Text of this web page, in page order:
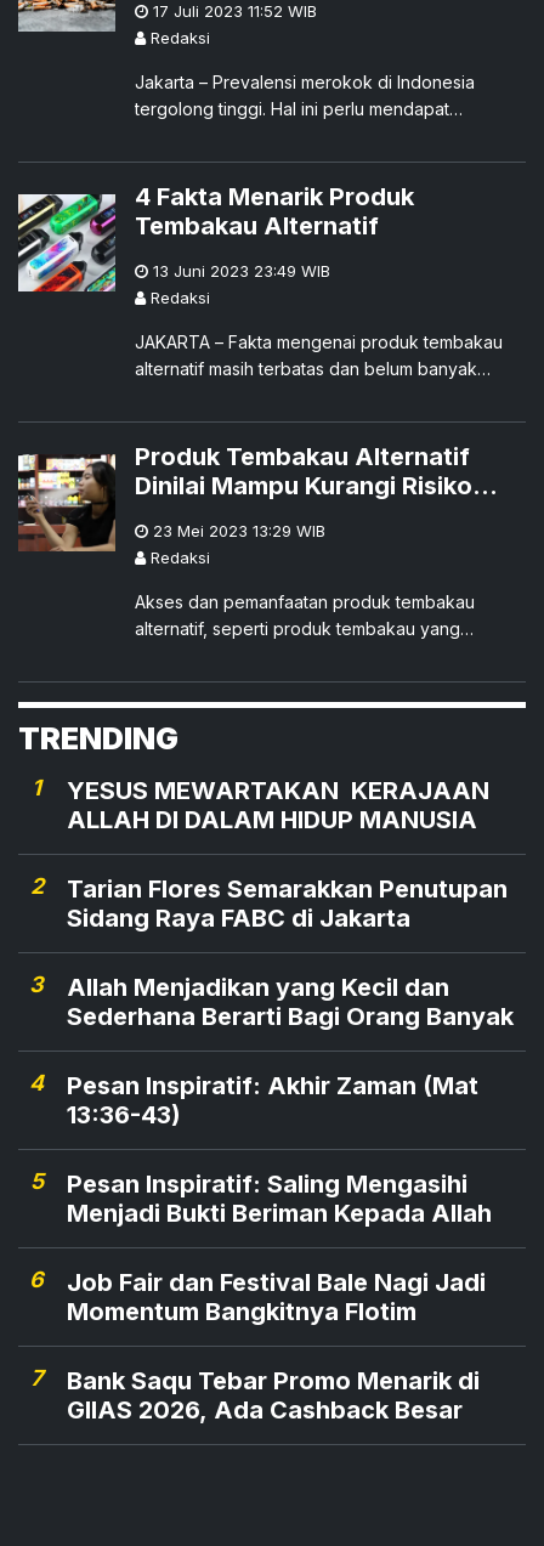
Menurunkan Angka Perokok di
Indonesia
17 Juli 2023 11:52 WIB
Redaksi
Jakarta – Prevalensi merokok di Indonesia
tergolong tinggi. Hal ini perlu mendapat
4 Fakta Menarik Produk
Tembakau Alternatif
13 Juni 2023 23:49 WIB
Redaksi
JAKARTA – Fakta mengenai produk tembakau
alternatif masih terbatas dan belum banyak
risiko dan pemanfaatannya. Pa
Produk Tembakau Alternatif
Dinilai Mampu Kurangi Risiko
Rendah daripada Rokok
23 Mei 2023 13:29 WIB
Redaksi
Akses dan pemanfaatan produk tembakau
alternatif, seperti produk tembakau yang
kepada masyarakat luas memiliki peran penting
dan signifikan dalam menurunkan prevalensi
perokok dibandingkan melalui pelarangan
TRENDING
1
YESUS MEWARTAKAN KERAJAAN
ALLAH DI DALAM HIDUP MANUSIA
2
Tarian Flores Semarakkan Penutupan
Sidang Raya FABC di Jakarta
3
Allah Menjadikan yang Kecil dan
Sederhana Berarti Bagi Orang Banyak
4
Pesan Inspiratif: Akhir Zaman (Mat
13:36-43)
5
Pesan Inspiratif: Saling Mengasihi
Menjadi Bukti Beriman Kepada Allah
6
Job Fair dan Festival Bale Nagi Jadi
Momentum Bangkitnya Flotim
7
Bank Saqu Tebar Promo Menarik di
GIIAS 2026, Ada Cashback Besar